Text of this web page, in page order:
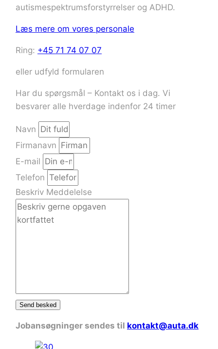
autismespektrumsforstyrrelser og ADHD.
Læs mere om vores personale
Ring: +45 71 74 07 07
eller udfyld formularen
Har du spørgsmål – Kontakt os i dag. Vi
besvarer alle hverdage indenfor 24 timer
Navn
Firmanavn
E-mail
Telefon
Beskriv Meddelelse
Send besked
Jobansøgninger sendes til kontakt@auta.dk